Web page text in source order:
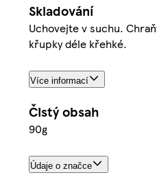
Skladování
Uchovejte v suchu.
křupky déle křehké.
Více informací
Čistý obsah
90g
Údaje o značce